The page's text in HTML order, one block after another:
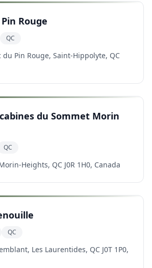
Rouge
QC
du Pin Rouge, Saint-Hippolyte, QC
du Sommet Morin
QC
Heights, QC J0R 1H0, Canada
QC
Les Laurentides, QC J0T 1P0,